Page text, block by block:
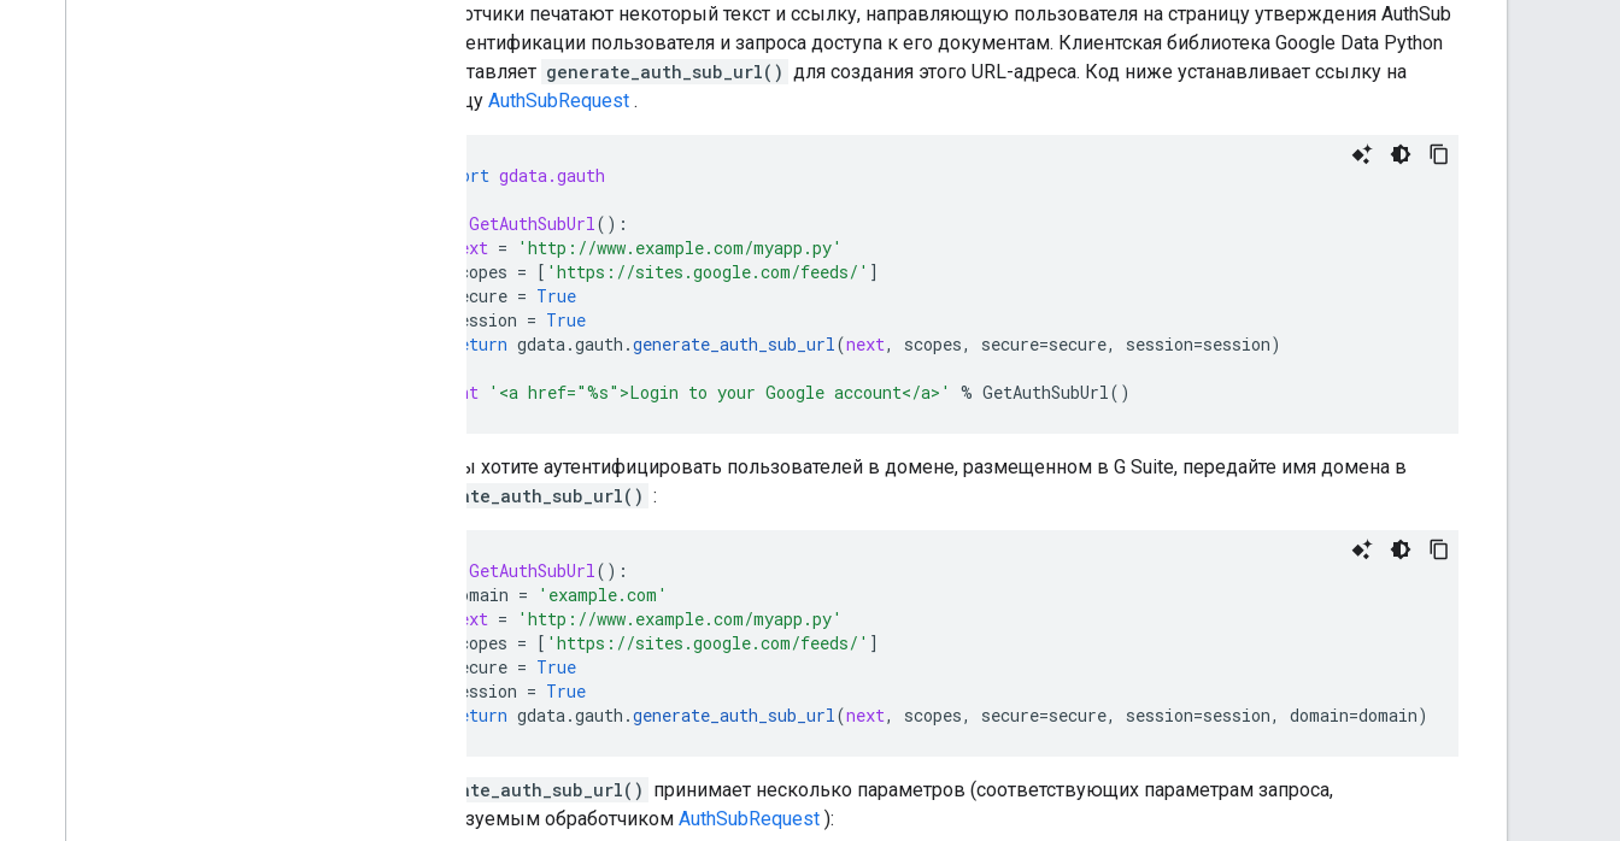
разработчики печатают некоторый текст и ссылку, направляющую пользователя на страницу утверждения AuthSub
для аутентификации пользователя и запроса доступа к его документам. Клиентская библиотека Google Data Python
предоставляет generate_auth_sub_url() для создания этого URL-адреса. Код ниже устанавливает ссылку на
страницу AuthSubRequest .
import gdata.gauth
GetAuthSubUrl():
next =
'http://www.example.com/myapp.py'
scopes = [ 'https://sites.google.com/feeds/' ]
secure = True
session = True
return gdata.gauth .generate_auth_sub_url(next, scopes, secure=secure, session=session)
print '<a href="%s">Login to your Google account</a>' % GetAuthSubUrl()
Если вы хотите аутентифицировать пользователей в домене, размещенном в G Suite, передайте имя домена в
generate_auth_sub_url() :
GetAuthSubUrl():
domain =
'example.com'
next =
'http://www.example.com/myapp.py'
scopes = [ 'https://sites.google.com/feeds/' ]
secure = True
session = True
return gdata.gauth .generate_auth_sub_url(next, scopes, secure=secure, session=session, domain=domain)
generate_auth_sub_url() принимает несколько параметров (соответствующих параметрам запроса,
используемым обработчиком AuthSubRequest ):